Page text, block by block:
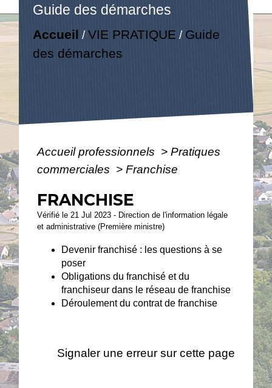
Guide des démarches
Accueil /VIE PRATIQUE / Guide
des démarches
Accueil professionnels > Pratiques
commerciales > Franchise
FRANCHISE
Vérifié le 21 Jul 2023 - Direction de l'information légale
et administrative (Première ministre)
Devenir franchisé : les questions à se
poser
Obligations du franchisé et du
franchiseur dans le réseau de franchise
Déroulement du contrat de franchise
Signaler une erreur sur cette page